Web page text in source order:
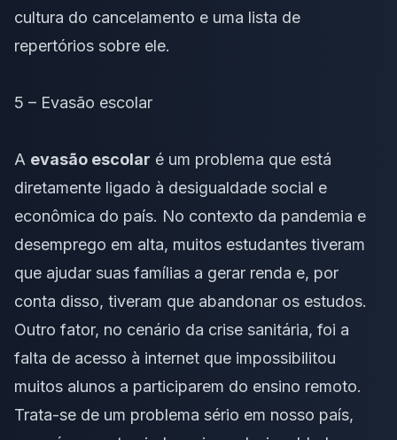
cultura do cancelamento e uma lista de
repertórios sobre ele.
5 – Evasão escolar
A evasão escolar é um problema que está
diretamente ligado à desigualdade social e
econômica do país. No contexto da pandemia e
desemprego em alta, muitos estudantes tiveram
que ajudar suas famílias a gerar renda e, por
conta disso, tiveram que abandonar os estudos.
Outro fator, no cenário da crise sanitária, foi a
falta de acesso à internet que impossibilitou
muitos alunos a participarem do ensino remoto.
Trata-se de um problema sério em nosso país,